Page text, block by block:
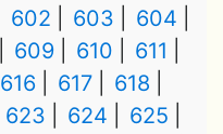
602 603
604
609 610
611
616 617
618
623 624
625